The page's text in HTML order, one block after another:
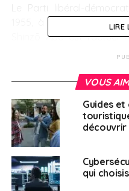
1955, à de rares
Shinzō Abe est l’actuel
convaincu, connu pour
masse monétaire, une
augmenter les
répondre aux menaces
> Corée du Sud
LIRE
VOUS
Guides
découvrir
qui